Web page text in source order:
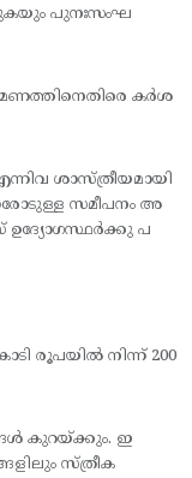
പുനഃസംഘ
കര്‍ശ
ശാസ്ത്രീയമായി
സമീപനം അ
ഉദ്യോഗസ്ഥര്‍ക്കു പ
രൂപയില്‍ നിന്ന് 200
കുറയ്ക്കും. ഇ
സ്ത്രീക